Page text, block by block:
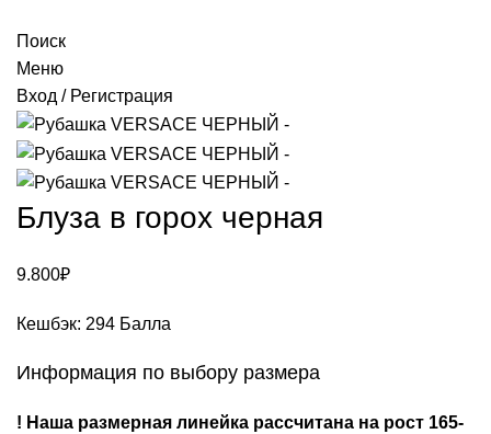
Поиск
Меню
Вход / Регистрация
Блуза в горох черная
9.800₽
Кешбэк: 294 Балла
Информация по выбору размера
! Наша размерная линейка рассчитана на рост 165-